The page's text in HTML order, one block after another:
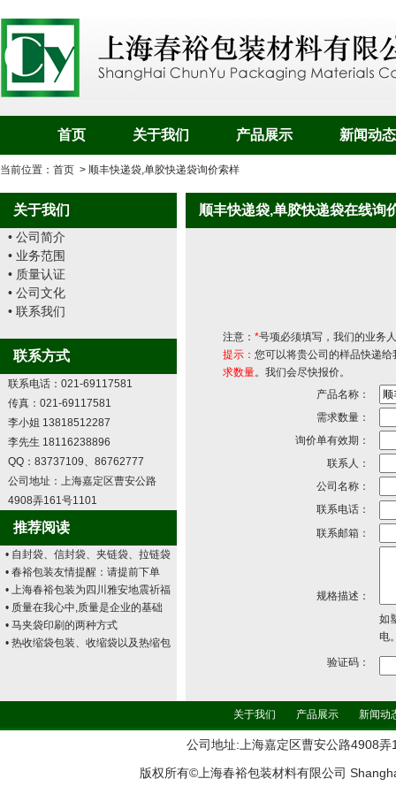
首页 关于我们 产品展示 新闻动态
当前位置： 首页 > 顺丰快递袋,单胶快递袋询价索样
关于我们
• 公司简介
• 业务范围
• 质量认证
• 公司文化
• 联系我们
联系方式
联系电话：021-69117581
传真：021-69117581
李小姐 13818512287
李先生 18116238896
QQ：83737109、86762777
公司地址：上海嘉定区曹安公路
4908弄161号1101
推荐阅读
• 自封袋、信封袋、夹链袋、拉链袋
• 春裕包装友情提醒：请提前下单
• 上海春裕包装为四川雅安地震祈福
• 质量在我心中,质量是企业的基础
• 马夹袋印刷的两种方式
• 热收缩袋包装、收缩袋以及热缩包
顺丰快递袋,单胶快递袋在线询
注意： *号项必须填写，我们的业务
提示： 您可以将贵公司的样品快递
求数量。我们会尽快报价。
产品名称：
需求数量：
询价单有效期：
联系人：
公司名称：
联系电话：
联系邮箱：
规格描述：
如
电
验证码：
关于我们 产品展示 新闻动
公司地址:上海嘉定区曹安公路4908
版权所有©上海春裕包装材料有限公司